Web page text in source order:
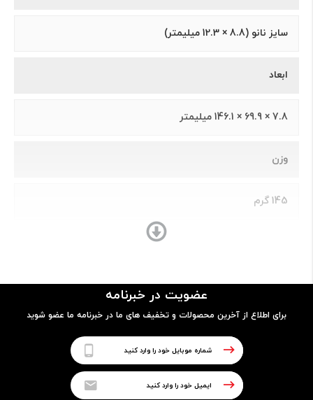
سايز نانو (8.8 × 12.3 ميلیمتر)
ابعاد
7.8 × 69.9 × 146.1 ميليمتر
وزن
145 گرم
- فلز
- مجهز به حس‌گر اثر انگشتعضویت در خبرنامه
برای اطلاع از آخرین محصولات و تخفیف های ما در خبرنامه ما عضو شوید